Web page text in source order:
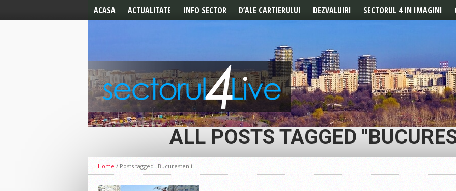
ACASA ACTUALITATE
ALEGERI PREZIDENTIALE
ALEGERI
EUROPARLAMENTARE
CELE MAI NOI STIRI
EDITORIAL
INFO SECTOR D’ALE CARTIERULUI
DE LA CITITORI
DEZVALUIRI SECTORUL 4 IN IMAGINI
ALL POSTS TAGGED
Home / Posts tagged "Bucurestenii"